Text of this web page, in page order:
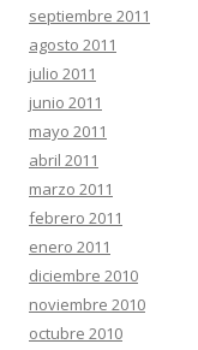
septiembre 2011
agosto 2011
julio 2011
junio 2011
mayo 2011
abril 2011
marzo 2011
febrero 2011
enero 2011
diciembre 2010
noviembre 2010
octubre 2010